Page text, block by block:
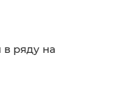
в ряду на